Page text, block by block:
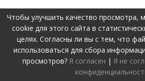
©2019-2026 Visos teisės apsaugotos.Privatumo
Чтобы улучшить качество просмотра,
cookie для этого сайта в
целях. Согласны ли вы с тем, что
использоваться для сбора
просмотров? Я согласен | Я не